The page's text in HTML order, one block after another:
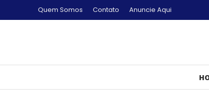
Quem Somos Contato Anuncie Aqui